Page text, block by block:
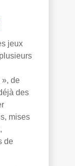
jeux
», de
des
mises
de